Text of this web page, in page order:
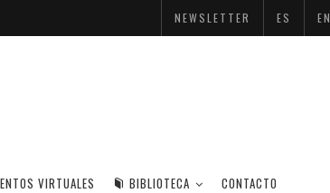
NEWSLETTER ES EN
VIRTUALES BIBLIOTECA CONTACTO
YENI Y NAN / MORELA CAÑAS.